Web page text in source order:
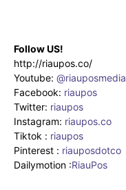
Follow US!
http://riaupos.co/
Youtube: @riauposmedia
Facebook: riaupos
Twitter: riaupos
Instagram: riaupos.co
Tiktok : riaupos
Pinterest : riauposdotco
Dailymotion :RiauPos